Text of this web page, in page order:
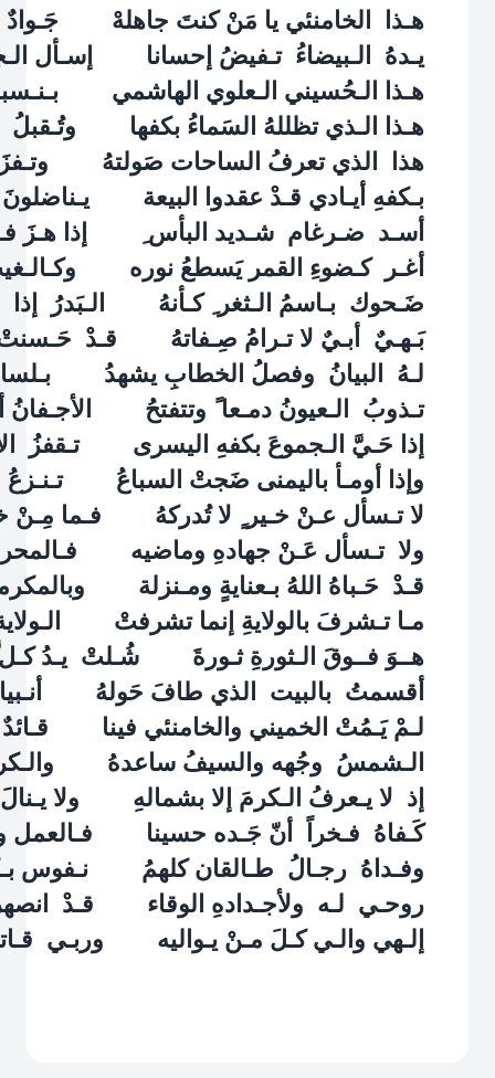
هـذا الخامنئي يا مَنْ كنتَ جاهلهْ جَـوادٌ
يـدهُ الـبيضاءُ تـفيضُ إحسانا إسـأل
هـذا الـحُسيني الـعلوي الهاشمي
هـذا الـذي تظللهُ السَماءُ بكفها وتُـقبلُ
هذا الذي تعرفُ الساحات صَولتهُ
بـكفهِ أيـادي قـدْ عقدوا البيعة
أسـد ضـرغام شـديد البأس ِ إذا هـزَ
أغـر كـضوءِ القمر يَسطعُ نوره
ضَـحوك بـاسمُ الـثغر ِ كـأنهُ الـبَدرُ إذا
بَـهـيٌ أبـيٌ لا تـرامُ صِـفاتهُ قـدْ حَـسنتْ
لـهُ البيانُ وفصلُ الخطابِ يشهدُ
تـذوبُ الـعيونُ دمـعا ً وتتفتحُ الأجـفانُ
إذا حَـيَّ الـجموعَ بكفهِ اليسرى تـقفزُ
وإذا أومـأ باليمنى ضَجتْ السباعُ تـنـزعُ
لا تـسأل عـنْ خـير ٍ لا تُدركهُ فـما مِـنْ
ولا تـسأل عَـنْ جهادهِ وماضيه
قـدْ حَـباهُ اللهُ بـعنايةٍ ومـنزلة
مـا تـشرفَ بالولايةِ إنما تشرفتْ
هــوَ فــوقَ الـثورةِ ثـورةَ شُـلتْ يـدُ
أقسمتُ بالبيت الذي طافَ حَولهُ أنـبياءُ
لـمْ يَـمُتْ الخميني والخامنئي فينا قـائدٌ
الـشمسُ وجُهه والسيفُ ساعدهُ
إذ لا يـعرفُ الـكرمَ إلا بشمالهِ ولا
كَـفاهُ فـخراً أنّ جَـده حسينا فـالعمل
وفـداهُ رجـالُ طـالقان كلهمُ نـفوس
روحـي لـه ولأجـدادهِ الوقاء قـدْ
إلـهي والـي كـلَ مـنْ يـواليه وربـي